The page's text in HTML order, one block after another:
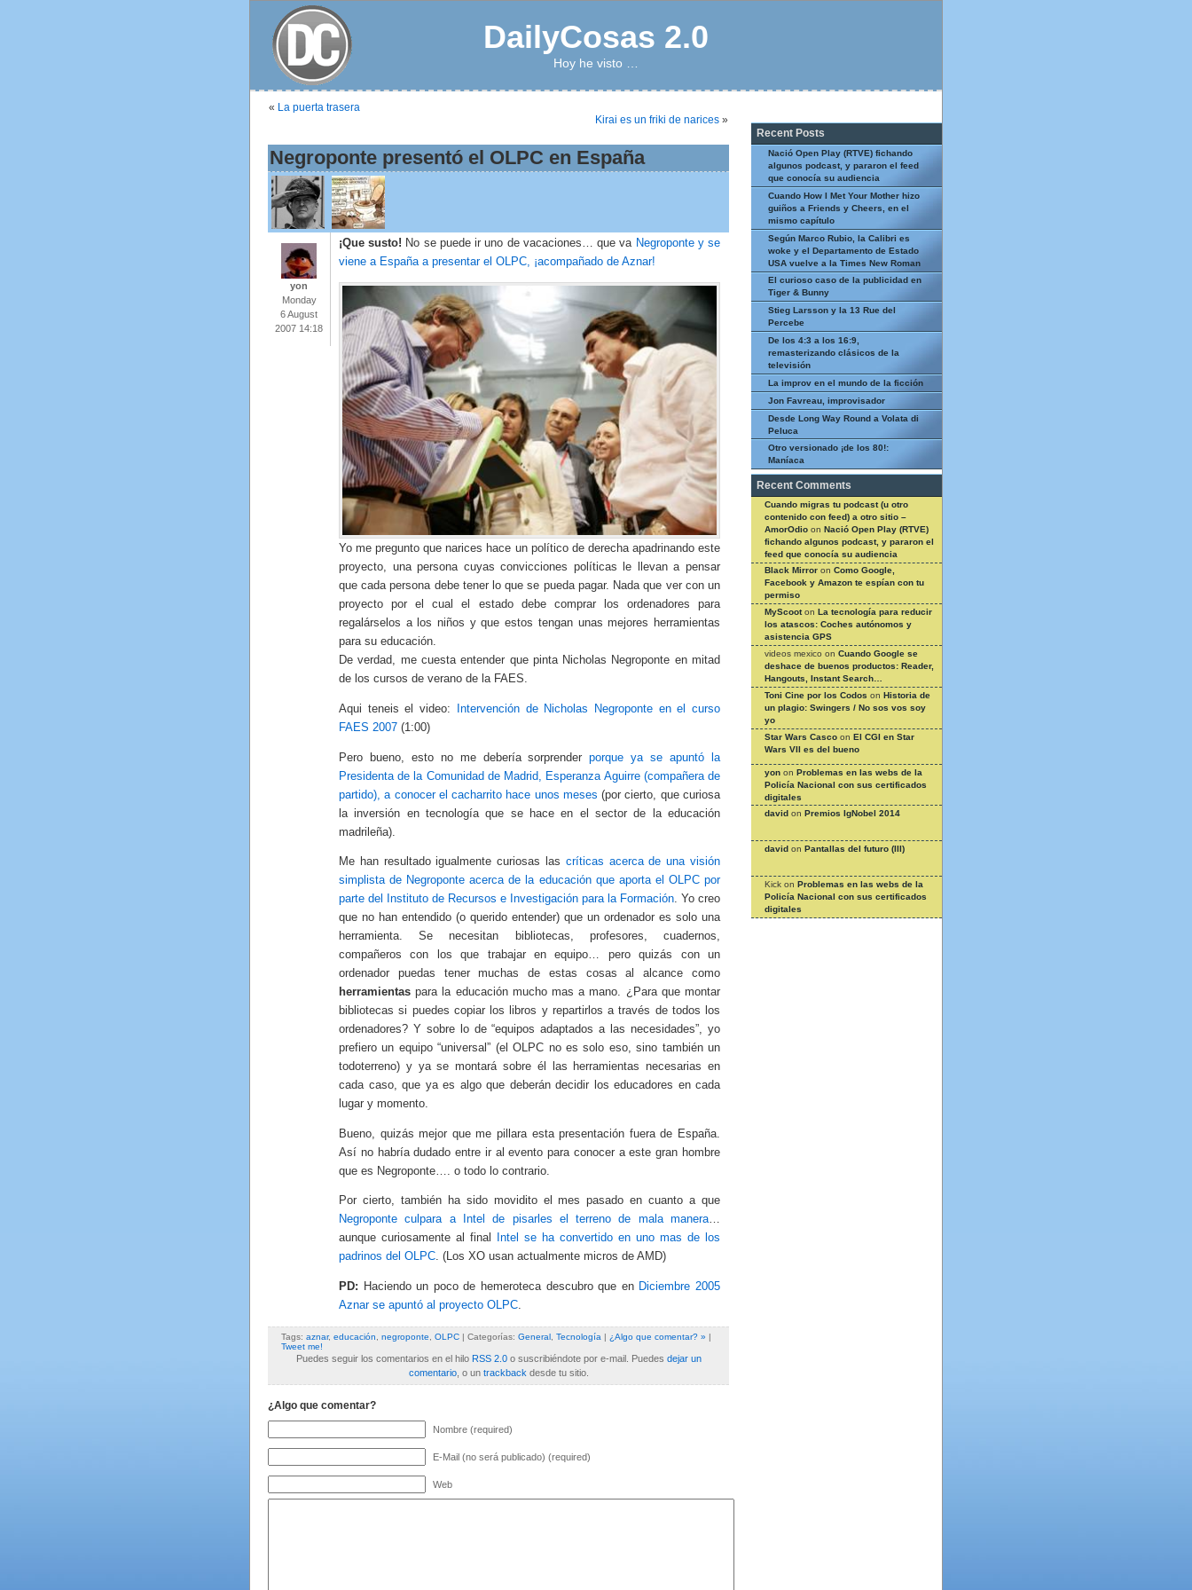
DailyCosas 2.0
Hoy he visto …
« La puerta trasera
Kirai es un friki de narices »
Negroponte presentó el OLPC en España
yon
Monday
6 August
2007 14:18
¡Que susto! No se puede ir uno de vacaciones… que va Negroponte y se
viene a España a presentar el OLPC, ¡acompañado de Aznar!
Yo me pregunto que narices hace un político de derecha apadrinando este
proyecto, una persona cuyas convicciones políticas le llevan a pensar
que cada persona debe tener lo que se pueda pagar. Nada que ver con un
proyecto por el cual el estado debe comprar los ordenadores para
regalárselos a los niños y que estos tengan unas mejores herramientas
para su educación.
De verdad, me cuesta entender que pinta Nicholas Negroponte en mitad
de los cursos de verano de la FAES.
Aqui teneis el video:
Intervención de Nicholas Negroponte en el curso
FAES 2007 (1:00)
Pero bueno, esto no me debería sorprenderporque ya se apuntó la
Presidenta de la Comunidad de Madrid, Esperanza Aguirre (compañera de
partido), a conocer el cacharrito hace unos meses (por cierto, que curiosa
la inversión en tecnología que se hace en el sector de la educación
madrileña).
Me han resultado igualmente curiosas las críticas acerca de una visión
simplista de Negroponte acerca de la educación que aporta el OLPC por
parte del Instituto de Recursos e Investigación para la Formación. Yo creo
que no han entendido (o querido entender) que un ordenador es solo una
herramienta. Se necesitan bibliotecas, profesores, cuadernos,
compañeros con los que trabajar en equipo… pero quizás con un
ordenador puedas tener muchas de estas cosas al alcance como
herramientas para la educación mucho mas a mano. ¿Para que montar
bibliotecas si puedes copiar los libros y repartirlos a través de todos los
ordenadores? Y sobre lo de “equipos adaptados a las necesidades”, yo
prefiero un equipo “universal” (el OLPC no es solo eso, sino también un
todoterreno) y ya se montará sobre él las herramientas necesarias en
cada caso, que ya es algo que deberán decidir los educadores en cada
lugar y momento.
Bueno, quizás mejor que me pillara esta presentación fuera de España.
Así no habría dudado entre ir al evento para conocer a este gran hombre
que es Negroponte…. o todo lo contrario.
Por cierto, también ha sido movidito el mes pasado en cuanto a que
Negroponte culpara a Intel de pisarles el terreno de mala manera…
aunque curiosamente al final
Intel se ha convertido en uno mas de los
padrinos del OLPC. (Los XO usan actualmente micros de AMD)
PD: Haciendo un poco de hemeroteca descubro que en Diciembre 2005
Aznar se apuntó al proyecto OLPC.
Tags: aznar, educación negroponte OLPC | Categorías: General Tecnología | ¿Algo que comentar? » |
Tweet me!
Puedes seguir los comentarios en el hilo RSS 2.0o suscribiéndote por e-mail. Puedes dejar un
comentario, o un trackback desde tu sitio.
¿Algo que comentar?
Nombre (required)
E-Mail (no será publicado) (required)
Web
Recent Posts
Nació Open Play (RTVE) fichando
algunos podcast, y pararon el feed
que conocía su audiencia
Cuando How I Met Your Mother hizo
guiños a Friends y Cheers, en el
mismo capítulo
Según Marco Rubio, la Calibri es
woke y el Departamento de Estado
USA vuelve a la Times New Roman
El curioso caso de la publicidad en
Tiger & Bunny
Stieg Larsson y la 13 Rue del
Percebe
De los 4:3 a los 16:9,
remasterizando clásicos de la
televisión
La improv en el mundo de la ficción
Jon Favreau, improvisador
Desde Long Way Round a Volata di
Peluca
Otro versionado ¡de los 80!:
Maníaca
Recent Comments
Cuando migras tu podcast (u otro
contenido con feed) a otro sitio –
AmorOdio on Nació Open Play (RTVE)
fichando algunos podcast, y pararon el
feed que conocía su audiencia
Black Mirror on Como Google,
Facebook y Amazon te espían con tu
permiso
MyScooton La tecnología para reducir
los atascos: Coches autónomos y
asistencia GPS
videos mexico on Cuando Google se
deshace de buenos productos: Reader,
Hangouts, Instant Search…
Toni Cine por los Codos on Historia de
un plagio: Swingers / No sos vos soy
yo
Star Wars Casco on El CGI en Star
Wars VII es del bueno
yon on Problemas en las webs de la
Policía Nacional con sus certificados
digitales
david on Premios IgNobel 2014
david on Pantallas del futuro (III)
Kick on Problemas en las webs de la
Policía Nacional con sus certificados
digitales